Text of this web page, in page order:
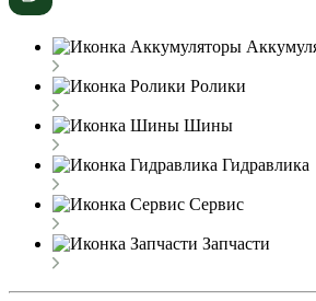
Ролики
Шины
Гидравлика
Сервис
Запчасти